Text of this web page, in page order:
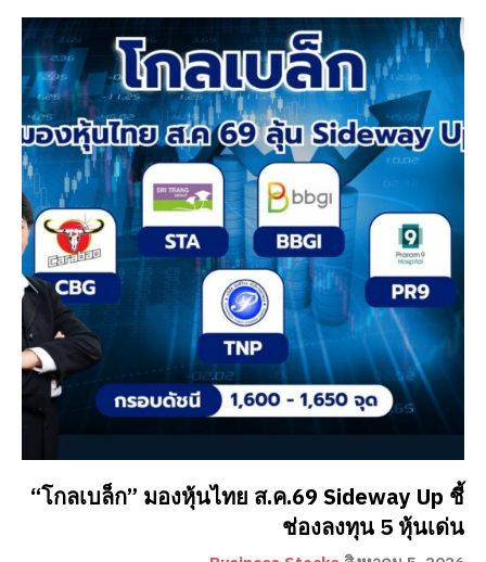
“โกลเบล็ก” มองหุ้นไทย ส.ค.69 Sideway Up ชี้
ช่องลงทุน 5 หุ้นเด่น